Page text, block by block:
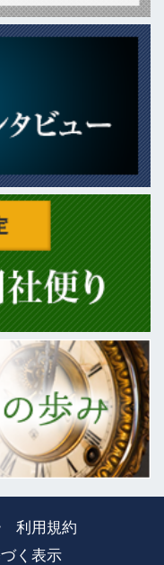
利用規約
く表示